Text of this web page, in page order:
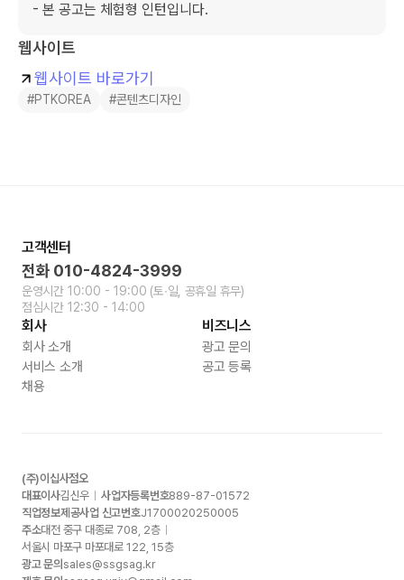
- 본 공고는 체험형 인턴입니다.
웹사이트
웹사이트 바로가기
#PTKOREA #콘텐츠디자인
고객센터
전화 010-4824-3999
운영시간 10:00 - 19:00 (토∙일, 공휴일 휴무)
점심시간 12:30 - 14:00
회사
회사 소개
서비스 소개
채용
비즈니스
광고 문의
공고 등록
(주)이십사점오
대표이사김신우 사업자등록번호889-87-01572
직업정보제공사업 신고번호J1700020250005
주소대전 중구 대종로 708, 2층
서울시 마포구 마포대로 122, 15층
광고 문의 sales@ssgsag.kr